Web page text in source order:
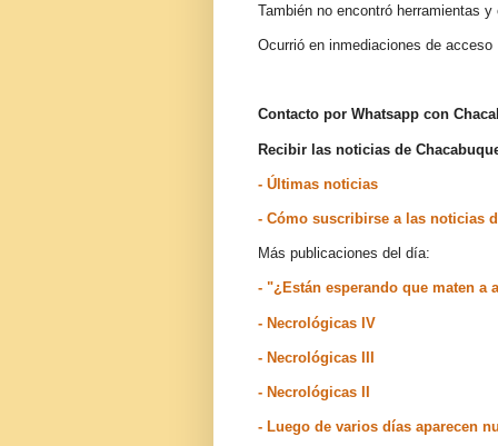
También no encontró herramientas
Ocurrió en inmediaciones de
Contacto por Whatsapp con
Recibir las noticias de
- Últimas noticias
- Cómo suscribirse a las noticias
Más publicaciones del día:
- "¿Están esperando que maten a
- Necrológicas IV
- Necrológicas III
- Necrológicas II
- Luego de varios días aparecen